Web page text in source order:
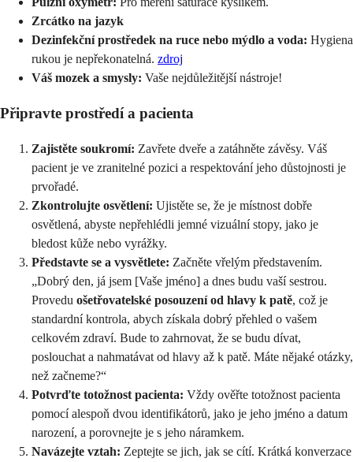
Zrcátko na jazyk
Dezinfekční prostředek na ruce nebo mýdlo a voda: Hygiena
rukou je nepřekonatelná. zdroj
Váš mozek a smysly: Vaše nejdůležitější nástroje!
Připravte prostředí a pacienta
Zajistěte soukromí: Zavřete dveře a zatáhněte závěsy. Váš
pacient je ve zranitelné pozici a respektování jeho důstojnosti je
prvořadé.
Zkontrolujte osvětlení: Ujistěte se, že je místnost dobře
osvětlená, abyste nepřehlédli jemné vizuální stopy, jako je
bledost kůže nebo vyrážky.
Představte se a vysvětlete: Začněte vřelým představením.
„Dobrý den, já jsem [Vaše jméno] a dnes budu vaší sestrou.
Provedu ošetřovatelské posouzení od hlavy k patě, což je
standardní kontrola, abych získala dobrý přehled o vašem
celkovém zdraví. Bude to zahrnovat, že se budu dívat,
poslouchat a nahmatávat od hlavy až k patě. Máte nějaké otázky,
než začneme?“
Potvrďte totožnost pacienta: Vždy ověřte totožnost pacienta
pomocí alespoň dvou identifikátorů, jako je jeho jméno a datum
narození, a porovnejte je s jeho náramkem.
Navázejte vztah: Zeptejte se jich, jak se cítí. Krátká konverzace